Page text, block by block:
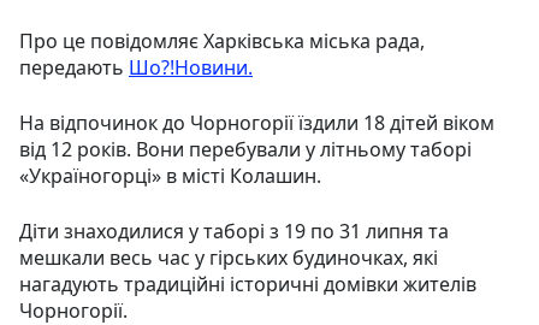
Про це повідомляє Харківська міська рада,
передають Шо?!Новини.
На відпочинок до Чорногорії їздили 18 дітей віком
від 12 років. Вони перебували у літньому таборі
«Україногорці» в місті Колашин.
Діти знаходилися у таборі з 19 по 31 липня та
мешкали весь час у гірських будиночках, які
нагадують традиційні історичні домівки жителів
Чорногорії.